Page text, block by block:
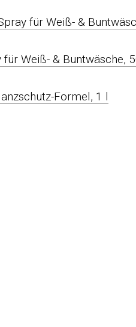
für Weiß- &
Formel, 1 l